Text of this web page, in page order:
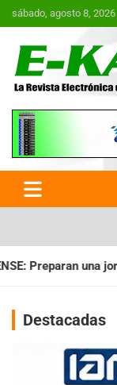
Saltar
al
sábado, agosto 8, 2026
E-
Argentina
a puro
Destacadas